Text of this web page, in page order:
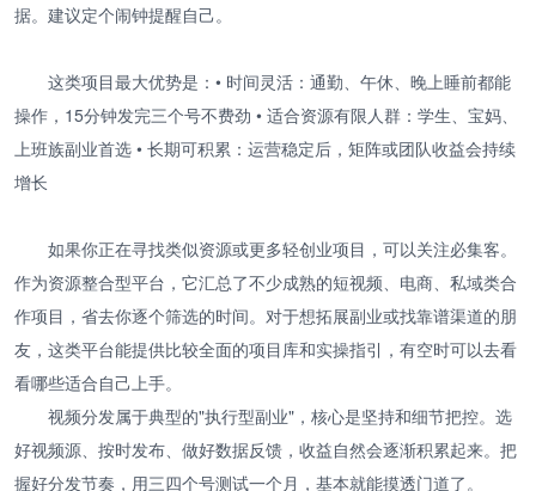
据。建议定个闹钟提醒自己。
这类项目最大优势是：• 时间灵活：通勤、午休、晚上睡前都能
操作，15分钟发完三个号不费劲 • 适合资源有限人群：学生、宝妈、
上班族副业首选 • 长期可积累：运营稳定后，矩阵或团队收益会持续
增长
如果你正在寻找类似资源或更多轻创业项目，可以关注必集客。
作为资源整合型平台，它汇总了不少成熟的短视频、电商、私域类合
作项目，省去你逐个筛选的时间。对于想拓展副业或找靠谱渠道的朋
友，这类平台能提供比较全面的项目库和实操指引，有空时可以去看
看哪些适合自己上手。
视频分发属于典型的"执行型副业"，核心是坚持和细节把控。选
好视频源、按时发布、做好数据反馈，收益自然会逐渐积累起来。把
握好分发节奏，用三四个号测试一个月，基本就能摸透门道了。